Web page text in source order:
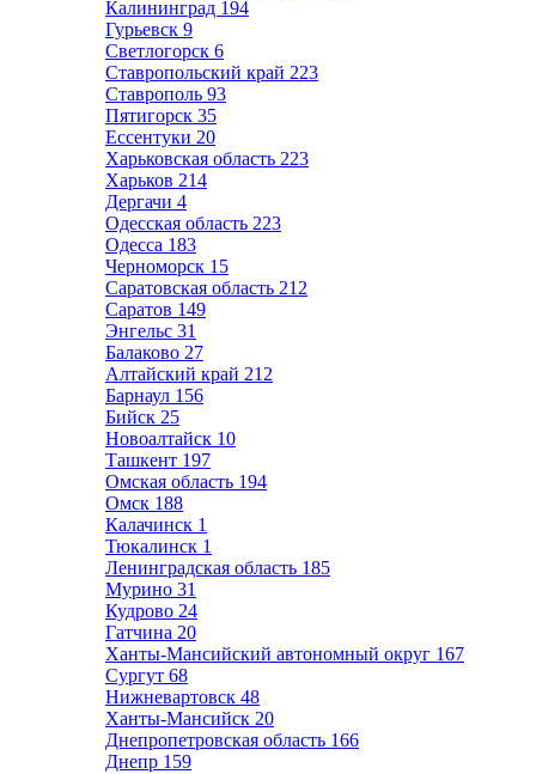
Калининград 194
Гурьевск 9
Светлогорск 6
Ставропольский край 223
Ставрополь 93
Пятигорск 35
Ессентуки 20
Харьковская область 223
Харьков 214
Дергачи 4
Одесская область 223
Одесса 183
Черноморск 15
Саратовская область 212
Саратов 149
Энгельс 31
Балаково 27
Алтайский край 212
Барнаул 156
Бийск 25
Новоалтайск 10
Ташкент 197
Омская область 194
Омск 188
Калачинск 1
Тюкалинск 1
Ленинградская область 185
Мурино 31
Кудрово 24
Гатчина 20
Ханты-Мансийский автономный округ 167
Сургут 68
Нижневартовск 48
Ханты-Мансийск 20
Днепропетровская область 166
Днепр 159